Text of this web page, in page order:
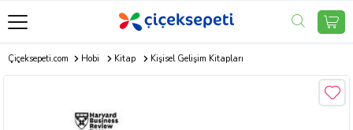
Çiçeksepeti.com Hobi Kitap Kişisel Gelişim Kitapları